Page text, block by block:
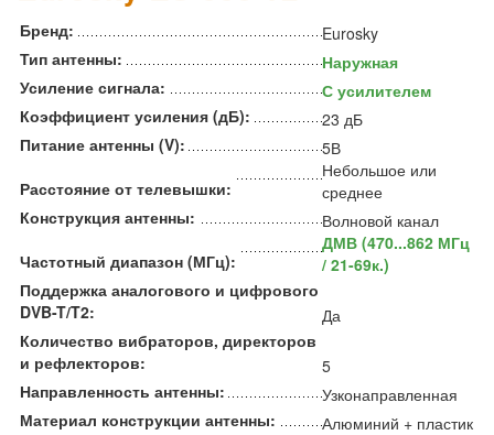
Бренд:
Eurosky
Тип антенны:
Наружная
Усиление сигнала:
С усилителем
Коэффициент усиления (дБ):
23 дБ
Питание антенны (V):
5В
Расстояние от телевышки:
Небольшое или
среднее
Конструкция антенны:
Волновой канал
Частотный диапазон (МГц):
ДМВ (470...862 МГц
/ 21-69к.)
Поддержка аналогового и цифрового
DVB-T/T2:
Да
Количество вибраторов, директоров
и рефлекторов:
5
Направленность антенны:
Узконаправленная
Материал конструкции антенны:
Алюминий + пластик